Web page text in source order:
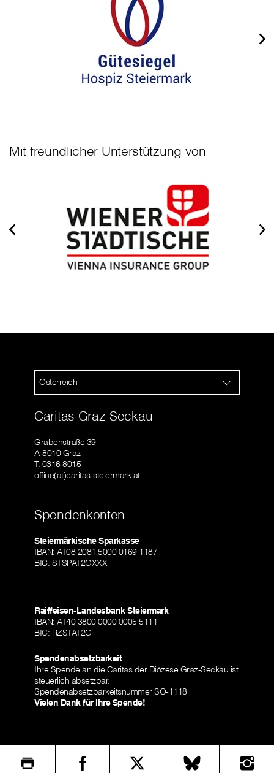
Mit freundlicher Unterstützung von
Österreich
Caritas Graz-Seckau
Grabenstraße 39
A-8010 Graz
T: 0316 8015
office(at)caritas-steiermark.at
Spendenkonten
Steiermärkische Sparkasse
IBAN: AT08 2081 5000 0169 1187
BIC: STSPAT2GXXX
Raiffeisen-Landesbank Steiermark
IBAN: AT40 3800 0000 0005 5111
BIC: RZSTAT2G
Spendenabsetzbarkeit
Ihre Spende an die Caritas der Diözese Graz-Seckau ist
steuerlich absetzbar.
Spendenabsetzbarkeitsnummer SO-1118
Vielen Dank für Ihre Spende!